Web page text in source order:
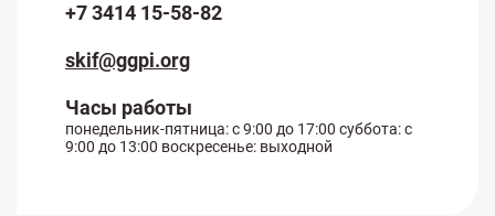
+7 3414 15-58-82
skif@ggpi.org
Часы работы
понедельник-пятница: с 9:00 до 17:00 суббота: с
9:00 до 13:00 воскресенье: выходной